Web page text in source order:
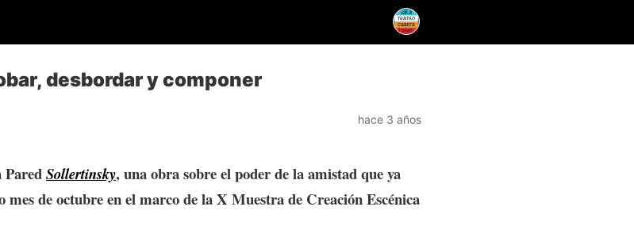
desbordar y componer
hace 3 años
ParedSollertinsky, una obra sobre el poder de la amistad que ya
mes de octubre en el marco de la X Muestra de Creación Escénica